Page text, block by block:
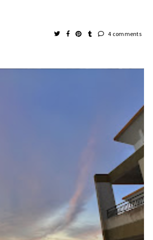
4 comments